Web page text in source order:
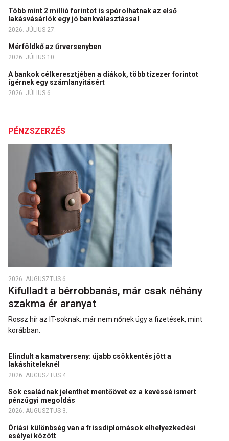
Több mint 2 millió forintot is spórolhatnak az első
lakásvásárlók egy jó bankválasztással
2026. JÚLIUS 27.
Mérföldkő az űrversenyben
2026. JÚLIUS 10.
A bankok célkeresztjében a diákok, több tízezer forintot
ígérnek egy számlanyitásért
2026. JÚLIUS 6.
PÉNZSZERZÉS
2026. AUGUSZTUS 6.
Kifulladt a bérrobbanás, már csak néhány
szakma ér aranyat
Rossz hír az IT-soknak: már nem nőnek úgy a fizetések, mint
korábban.
Elindult a kamatverseny: újabb csökkentés jött a
lakáshiteleknél
2026. AUGUSZTUS 4.
Sok családnak jelenthet mentőövet ez a kevéssé ismert
pénzügyi megoldás
2026. AUGUSZTUS 3.
Óriási különbség van a frissdiplomások elhelyezkedési
esélyei között